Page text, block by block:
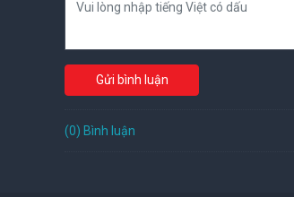
Gửi bình luận
(0) Bình luận